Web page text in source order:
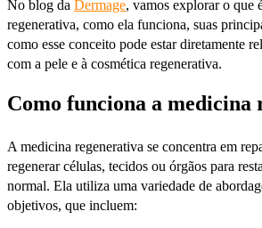
No blog da Dermage, vamos explorar o que
regenerativa, como ela funciona, suas
como esse conceito pode estar diretamente
com a pele e à cosmética regenerativa.
Como funciona a medicina
A medicina regenerativa se concentra em
regenerar células, tecidos ou órgãos para
normal. Ela utiliza uma variedade de
objetivos, que incluem: